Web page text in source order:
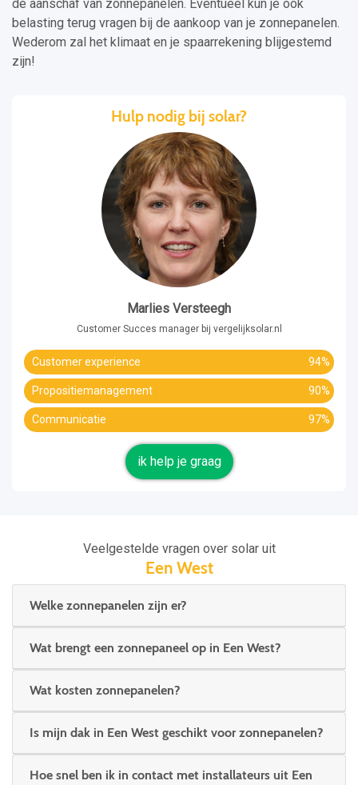
de aanschaf van zonnepanelen. Eventueel kun je ook
belasting terug vragen bij de aankoop van je zonnepanelen.
Wederom zal het klimaat en je spaarrekening blijgestemd
zijn!
Hulp nodig bij solar?
Marlies Versteegh
Customer Succes manager bij vergelijksolar.nl
Customer experience 94%
Propositiemanagement 90%
Communicatie 97%
ik help je graag
Veelgestelde vragen over solar uit
Een West
Welke zonnepanelen zijn er?
Wat brengt een zonnepaneel op in Een West?
Wat kosten zonnepanelen?
Is mijn dak in Een West geschikt voor zonnepanelen?
Hoe snel ben ik in contact met installateurs uit Een